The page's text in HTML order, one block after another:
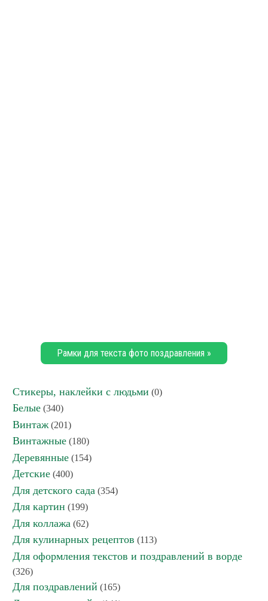
Рамки для текста фото поздравления »
Стикеры, наклейки с людьми (0)
Белые (340)
Винтаж (201)
Винтажные (180)
Деревянные (154)
Детские (400)
Для детского сада (354)
Для картин (199)
Для коллажа (62)
Для кулинарных рецептов (113)
Для оформления текстов и поздравлений в ворде
(326)
Для поздравлений (165)